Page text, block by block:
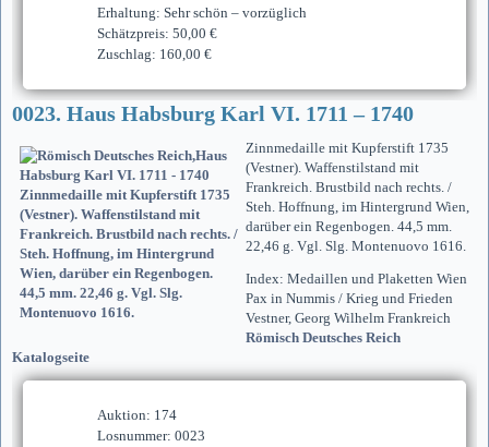
Erhaltung: Sehr schön – vorzüglich
Schätzpreis: 50,00 €
Zuschlag: 160,00 €
0023. Haus Habsburg Karl VI. 1711 – 1740
Zinnmedaille mit Kupferstift 1735
(Vestner). Waffenstilstand mit
Frankreich. Brustbild nach rechts. /
Steh. Hoffnung, im Hintergrund Wien,
darüber ein Regenbogen. 44,5 mm.
22,46 g. Vgl. Slg. Montenuovo 1616.
Index: Medaillen und Plaketten Wien
Pax in Nummis / Krieg und Frieden
Vestner, Georg Wilhelm Frankreich
Römisch Deutsches Reich
Katalogseite
Auktion: 174
Losnummer: 0023